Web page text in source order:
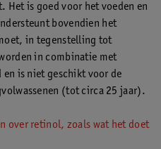
is goed voor het voeden en
bovendien het
in tegenstelling tot
in combinatie met
is niet geschikt voor de
(tot circa 25 jaar).
over retinol, zoals wat het doet